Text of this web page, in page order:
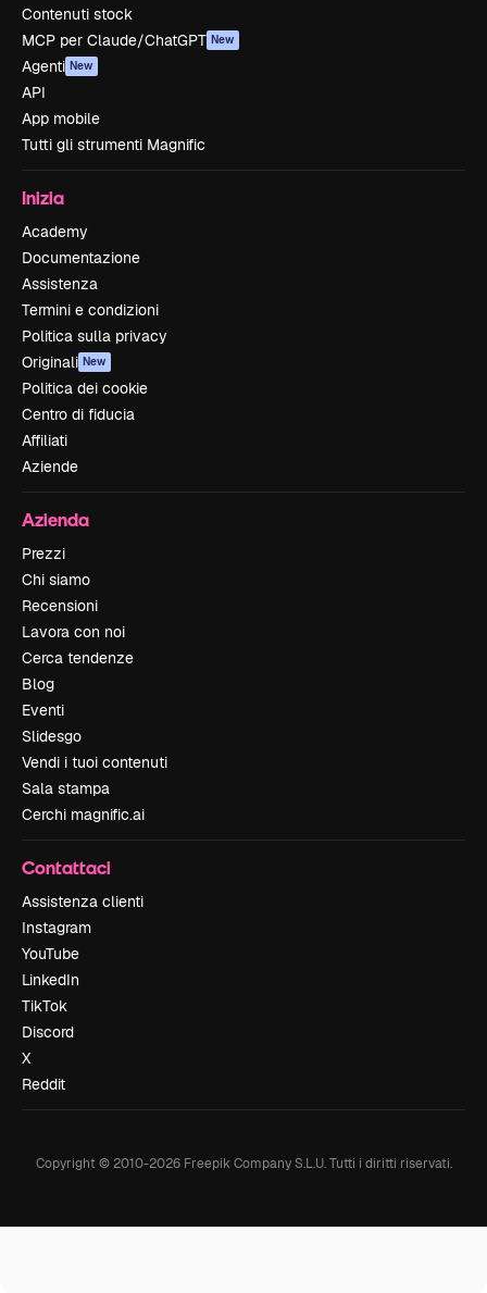
Contenuti stock
MCP per Claude/ChatGPT New
Agenti New
API
App mobile
Tutti gli strumenti Magnific
Inizia
Academy
Documentazione
Assistenza
Termini e condizioni
Politica sulla privacy
Originali New
Politica dei cookie
Centro di fiducia
Affiliati
Aziende
Azienda
Prezzi
Chi siamo
Recensioni
Lavora con noi
Cerca tendenze
Blog
Eventi
Slidesgo
Vendi i tuoi contenuti
Sala stampa
Cerchi magnific.ai
Contattaci
Assistenza clienti
Instagram
YouTube
LinkedIn
TikTok
Discord
X
Reddit
Copyright © 2010-2026Freepik Company S.L.U. Tutti i diritti riservati.